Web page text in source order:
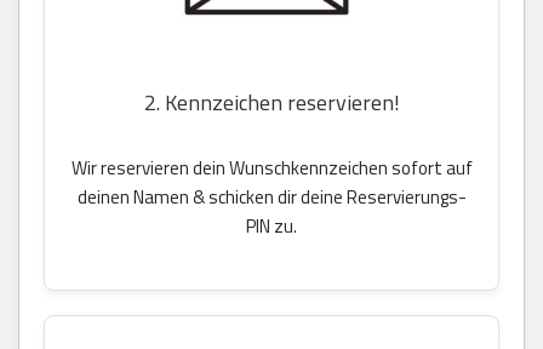
2. Kennzeichen reservieren!
Wir reservieren dein Wunschkennzeichen sofort auf
deinen Namen & schicken dir deine Reservierungs-
PIN zu.